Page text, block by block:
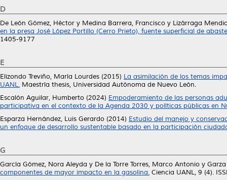
D
De León Gómez, Héctor y Medina Barrera, Francisco y Lizárraga
en la presa José López Portillo (Cerro Prieto), fuente superficial de
1405-9177
E
Elizondo Treviño, María Lourdes (2015) La asimilación de los temas
UANL. Maestría thesis, Universidad Autónoma de Nuevo León.
Escalón Aguilar, Humberto (2024) Empoderamiento de las personas
participativa en el contexto de la Agenda 2030 y políticas públicas en
Esparza Hernández, Luis Gerardo (2014) Estudio del manejo y
un enfoque de desarrollo sustentable basado en la participación
G
García Gómez, Nora Aleyda y De la Torre Torres, Marco Antonio y
componentes de mayor impacto en la gasolina. Ciencia UANL, 9 (4).